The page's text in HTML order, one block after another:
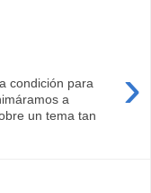
›
condición para
a
un tema tan